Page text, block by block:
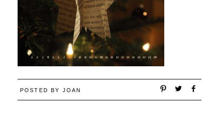
POSTED BY JOAN